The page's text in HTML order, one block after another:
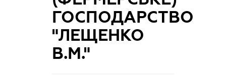
ГОСПОДАРСТВО
"ЛЕЩЕНКО
В.М."